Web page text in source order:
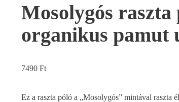
Mosolygós raszta
organikus pamut
7490Ft
Ez a raszta póló a „Mosolygós” mintával raszta